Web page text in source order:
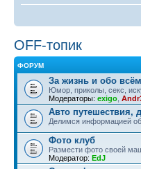
OFF-топик
ФОРУМ
За жизнь и обо всём
Юмор, приколы, секс,
Модераторы: exigo
Авто путешествия,
Делимся информацией об
Фото клуб
Размести фото своей
Модератор: EdJ